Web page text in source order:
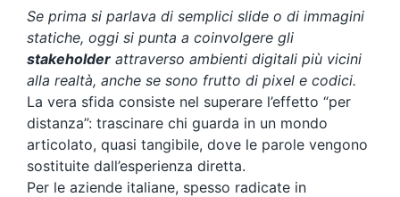
Se prima si parlava di semplici slide o di immagini
statiche, oggi si punta a coinvolgere gli
stakeholder attraverso ambienti digitali più vicini
alla realtà, anche se sono frutto di pixel e codici.
La vera sfida consiste nel superare l’effetto “per
distanza”: trascinare chi guarda in un mondo
articolato, quasi tangibile, dove le parole vengono
sostituite dall’esperienza diretta.
Per le aziende italiane, spesso radicate in